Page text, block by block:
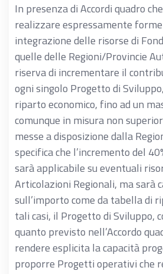
SARDEGNA
94.949,89
SICILIA
56.423,12
TOSCANA
546.746,84
TRENTO
205.239,98
UMBRIA
106.043,20
VALLE D'AOSTA
10.414,06
VENETO
TOTALE
In presenza di Accordi quadro
realizzare espressamente
integrazione delle risorse di
quelle delle Regioni/Provincie
riserva di incrementare il
ogni singolo Progetto di
riparto economico, fino ad un
comunque in misura non
messe a disposizione dalla
specifica che l’incremento del
sarà applicabile su eventuali
Articolazioni Regionali, ma sarà
sull’importo come da tabella di
tali casi, il Progetto di Sviluppo,
quanto previsto nell’Accordo
rendere esplicita la capacità
proporre Progetti operativi che